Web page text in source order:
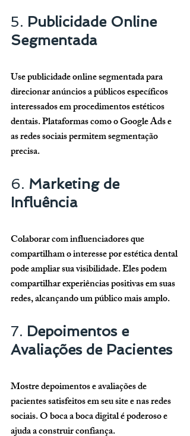
5. Publicidade Online
Segmentada
Use publicidade online segmentada para
direcionar anúncios a públicos específicos
interessados em procedimentos estéticos
dentais. Plataformas como o Google Ads e
as redes sociais permitem segmentação
precisa.
6. Marketing de
Influência
Colaborar com influenciadores que
compartilham o interesse por estética dental
pode ampliar sua visibilidade. Eles podem
compartilhar experiências positivas em suas
redes, alcançando um público mais amplo.
7. Depoimentos e
Avaliações de Pacientes
Mostre depoimentos e avaliações de
pacientes satisfeitos em seu site e nas redes
sociais. O boca a boca digital é poderoso e
ajuda a construir confiança.